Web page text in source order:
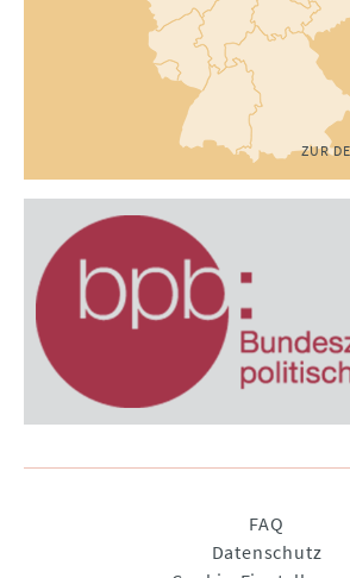
ZUR
FAQ
Datenschutz